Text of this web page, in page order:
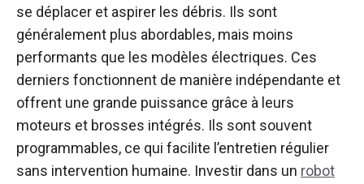
se déplacer et aspirer les débris. Ils sont
généralement plus abordables, mais moins
performants que les modèles électriques. Ces
derniers fonctionnent de manière indépendante et
offrent une grande puissance grâce à leurs
moteurs et brosses intégrés. Ils sont souvent
programmables, ce qui facilite l’entretien régulier
sans intervention humaine. Investir dans un robot